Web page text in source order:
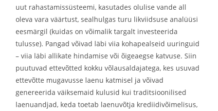
uut rahastamissüsteemi, kasutades olulise vande all
oleva vara väärtust, sealhulgas turu likviidsuse analüüsi
eesmärgil (kuidas on võimalik targalt investeerida
tulusse). Pangad võivad läbi viia kohapealseid uuringuid
– viia läbi allikate hindamise või õigeaegse katvuse. Siin
puutuvad ettevõtted kokku võlausaldajatega, kes usuvad
ettevõtte mugavusse laenu katmisel ja võivad
genereerida väiksemaid kulusid kui traditsioonilised
laenuandjad, keda toetab laenuvõtja krediidivõimelisus,